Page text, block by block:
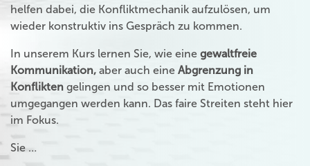
helfen dabei, die Konfliktmechanik aufzulösen, um
wieder konstruktiv ins Gespräch zu kommen.
In unserem Kurs lernen Sie, wie eine gewaltfreie
Kommunikation, aber auch eine Abgrenzung in
Konflikten gelingen und so besser mit Emotionen
umgegangen werden kann. Das faire Streiten steht hier
im Fokus.
Sie …